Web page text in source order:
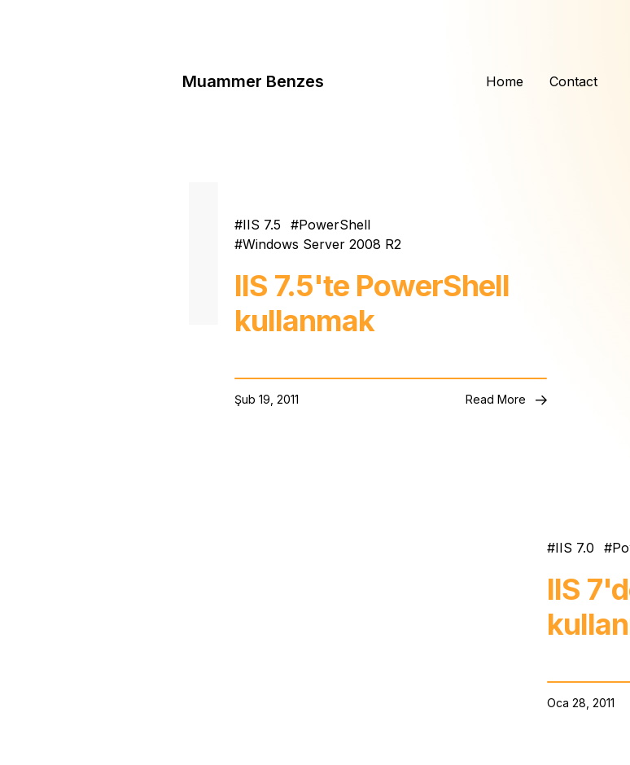
Muammer Benzes Home Contact
IIS 7.5
PowerShell
Windows Server 2008 R2
IIS 7.5'te PowerShell
kullanmak
Şub 19, 2011 Read More
IIS 7.0
IIS
Oca 28, 2011